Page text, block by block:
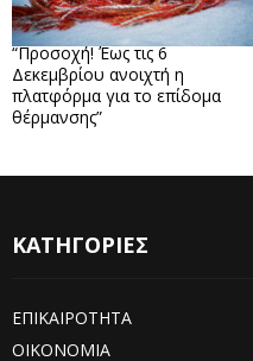
“Προσοχή! Έως τις 6
Δεκεμβρίου ανοιχτή η
πλατφόρμα για το επίδομα
θέρμανσης”
ΚΑΤΗΓΟΡΙΕΣ
ΕΠΙΚΑΙΡΟΤΗΤΑ
ΟΙΚΟΝΟΜΙΑ